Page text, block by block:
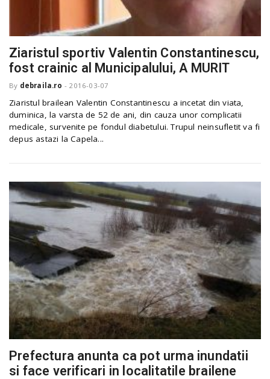
Ziaristul sportiv Valentin Constantinescu,
fost crainic al Municipalului, A MURIT
By debraila.ro - 2016-03-07
Ziaristul brailean Valentin Constantinescu a incetat din viata,
duminica, la varsta de 52 de ani, din cauza unor complicatii
medicale, survenite pe fondul diabetului. Trupul neinsufletit va fi
depus astazi la Capela...
Prefectura anunta ca pot urma inundatii
si face verificari in localitatile brailene